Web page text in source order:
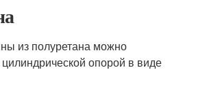
из полуретана можно
опорой в виде